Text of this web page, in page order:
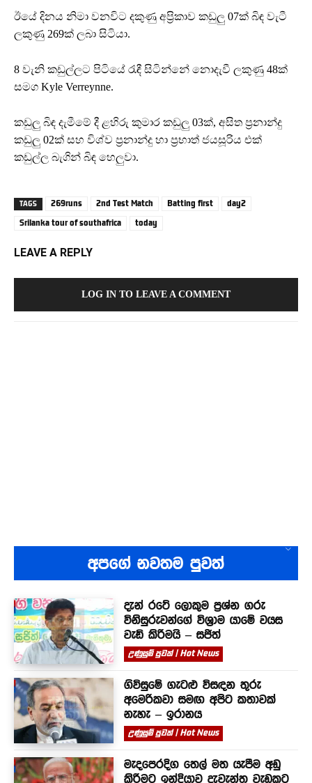
ඊයේ දිනය නිමා වනවිට දකුණු අප්‍රිකාව කඩුලු 07ක් බිඳ වැටී
ලකුණු 269ක් ලබා සිටියා.
8 වැනි කඩුල්ලට පිටියේ රැඳී සිටින්නේ නොදැවී ලකුණු 48ක්
සමග Kyle Verreynne.
කඩුලු බිඳ දැමීමේ දී ළහිරු කුමාර කඩුලු 03ක්, අසිත ප්‍රනාන්දු
කඩුලු 02ක් සහ විශ්ව ප්‍රනාන්දු හා ප්‍රභාත් ජයසූරිය එක්
කඩුල්ල බැගින් බිඳ හෙලුවා.
TAGS 269runs 2nd Test Match Batting first
day2
Srilanka tour of southafrica
today
LEAVE A REPLY
LOG IN TO LEAVE A COMMENT
අපගේ නවතම පුවත්
දැන් රටේ ලොකුම ප්‍රශ්න ගරු
විනිසුරුවන්ගේ විශ්‍රාම යාමේ වයස
වැඩි කිරීමයි – සජිත්
උණුසුම් පුවත් | Hot News
ගිවිසුමේ ගැටළු විසඳන තුරු
අමෙරිකවා සමඟ අපිට කතාවක්
නැහැ – ඉරානය
උණුසුම් පුවත් | Hot News
මැදපෙරදිග තෙල් මත යැපීම අඩු
කිරීමට ඉන්දියාව දැවැන්ත වැඩකට